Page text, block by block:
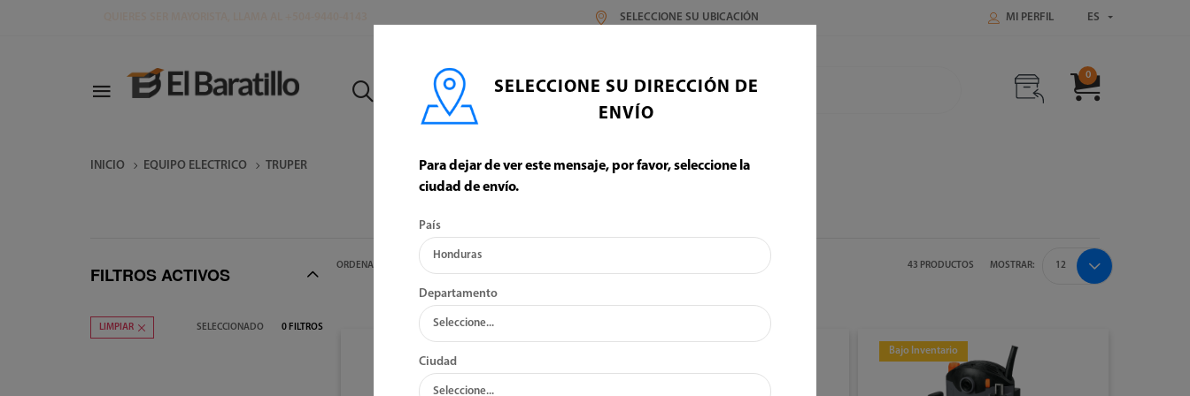
SELECCIONE SU UBICACIÓN MI PERFIL ES
0
INICIO EQUIPO ELECTRICO TRUPER
FILTROS ACTIVOS
LIMPIAR SELECCIONADO 0FILTROS
ORDENAR POR: 43 PRODUCTOS MOSTRAR:
Bajo Inventario
SELECCIONE SU DIRECCIÓN DE
ENVÍO
Para dejar de ver este mensaje, por favor, seleccione la
ciudad de envío.
País
Departamento
Ciudad